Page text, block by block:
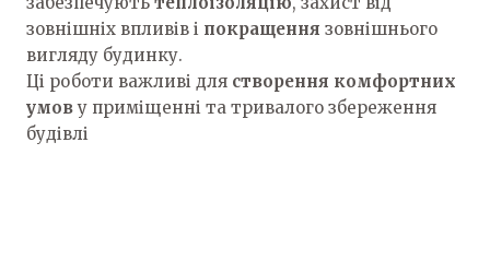
зовнішніх впливів і покращення зовнішнього
вигляду будинку.
Ці роботи важливі для створення комфортних
умову приміщенні та тривалого збереження
будівлі